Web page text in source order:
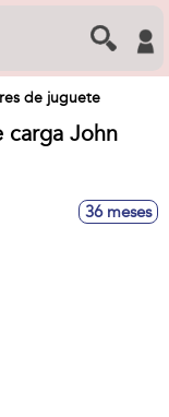
de juguete
carga John
36 meses